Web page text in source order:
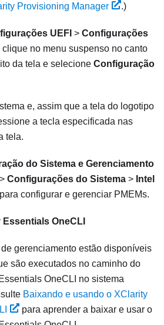
Provisioning Manager
.)
UEFI > Configurações
clique no menu suspenso no canto
da tela e selecione Configuração
e, assim que a tela do logotipo
a tecla especificada nas
tela.
do Sistema e Gerenciamento
> Configurações do Sistema > Intel
para configurar e gerenciar PMEMs.
OneCLI
gerenciamento estão disponíveis
são executados no caminho do
OneCLI no sistema
Baixando e usando o XClarity
para aprender a baixar e usar o